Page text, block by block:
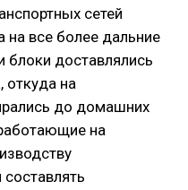
сетей
на все более дальние
блоки доставлялись
откуда на
до домашних
на
составлять